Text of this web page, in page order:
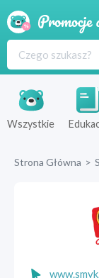
Wszystkie
Strona Główna >